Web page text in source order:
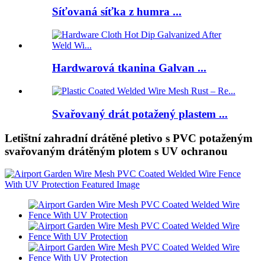
Síťovaná síťka z humra ...
Hardwarová tkanina Galvan ...
Svařovaný drát potažený plastem ...
Letištní zahradní drátěné pletivo s PVC potaženým
svařovaným drátěným plotem s UV ochranou